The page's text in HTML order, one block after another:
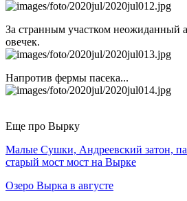
За странным участком неожиданный
овечек.
Напротив фермы пасека...
Еще про Вырку
Малые Сушки, Андреевский затон,
старый мост мост на Вырке
Озеро Вырка в августе